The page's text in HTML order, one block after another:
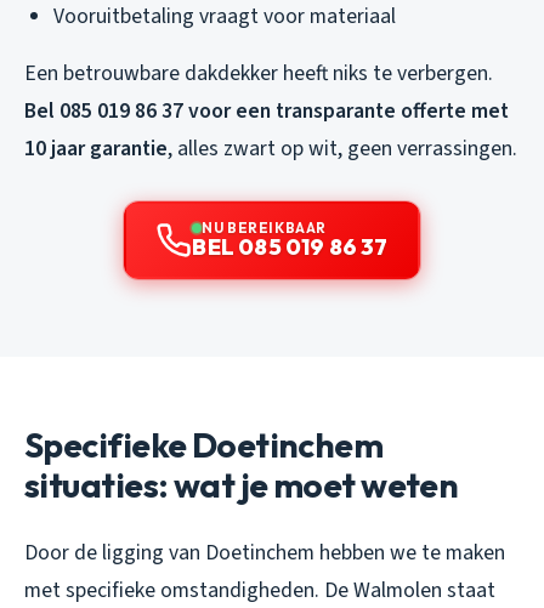
Vooruitbetaling vraagt voor materiaal
Een betrouwbare dakdekker heeft niks te verbergen.
Bel 085 019 86 37 voor een transparante offerte met
10 jaar garantie, alles zwart op wit, geen verrassingen.
NU BEREIKBAAR
BEL 085 019 86 37
Specifieke Doetinchem
situaties: wat je moet weten
Door de ligging van Doetinchem hebben we te maken
met specifieke omstandigheden. De Walmolen staat